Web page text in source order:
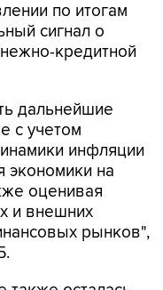
по итогам
сигнал о
кредитной
дальнейшие
с учетом
инфляции
экономики на
оценивая
и внешних
рынков",